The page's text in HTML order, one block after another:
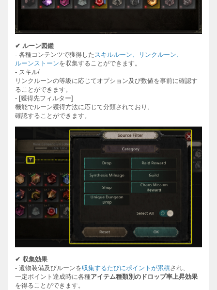
✔ ルーン図鑑
- 各種コンテンツで獲得した スキルルーン 、リンクルーン
ルーンストーンを収集することができます。
- スキル/
リンクルー ンの等級に 応じてオプション及び数値を事前に確認す
ることができます。
- [獲得先フィルタ ー]
機能でルー ン獲得方法に応じて分類されており、
確認することができます。
✔ 収集効果
- 遺物装備及びルー ンを収集するたびにポイントが累積され、
一定ポイント達成時に各種アイテム種類別のドロップ率上昇効果
を得ることができます。